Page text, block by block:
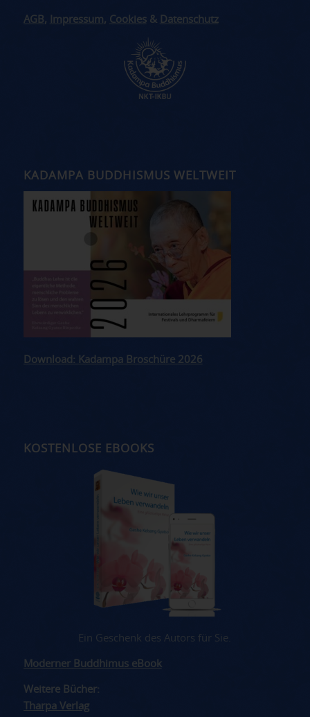
AGB , Impressum, Cookies& Datenschutz
KADAMPA BUDDHISMUS WELTWEIT
Download: Kadampa Broschüre 2026
KOSTENLOSE EBOOKS
Ein Geschenk des Autors für Sie.
Moderner Buddhimus eBook
Weitere Bücher:
Tharpa Verlag